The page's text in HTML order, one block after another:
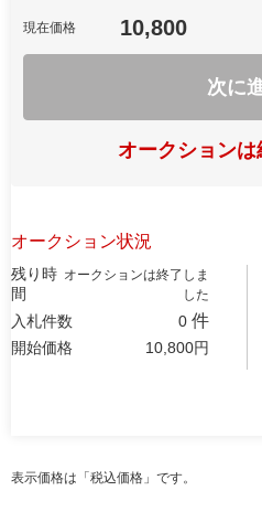
現在価格 10,800
次に
オークション
オークション状況
残り時
間
オークションは終了しま
した
入札件数 0 件
開始価格 10,800円
表示価格は「税込価格」です。